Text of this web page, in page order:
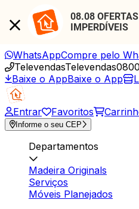
08.08 OFERTAS
IMPERDÍVEIS
WhatsAppCompre pelo
TelevendasTelevendas
Baixe o AppBaixe o App
Entrar Favoritos
Informe o seu CEP
Departamentos
Madeira Originals
Serviços
Móveis Planejados